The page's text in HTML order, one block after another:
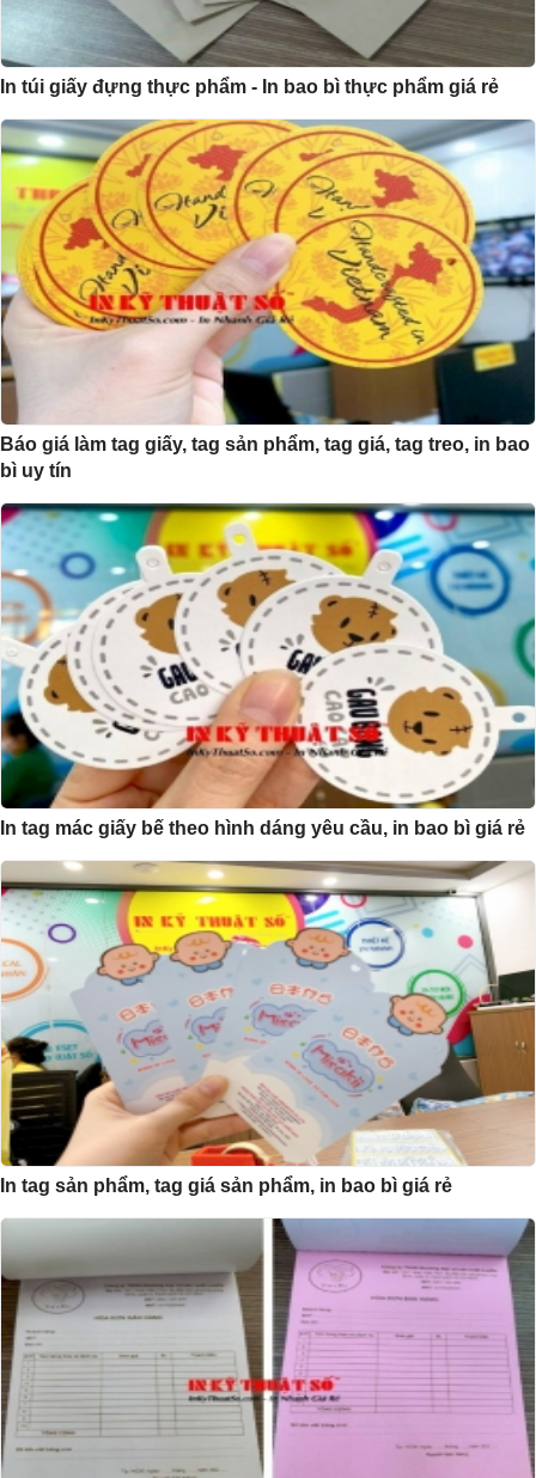
In túi giấy đựng thực phẩm - In bao bì thực phẩm giá rẻ
Báo giá làm tag giấy, tag sản phẩm, tag giá, tag treo, in bao
bì uy tín
In tag mác giấy bế theo hình dáng yêu cầu, in bao bì giá rẻ
In tag sản phẩm, tag giá sản phẩm, in bao bì giá rẻ